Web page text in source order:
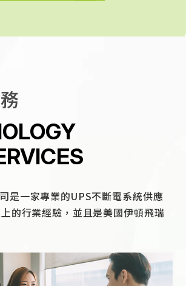
務
是一家專業的UPS不斷電系統供應
的行業經驗，並且是美國伊頓飛瑞